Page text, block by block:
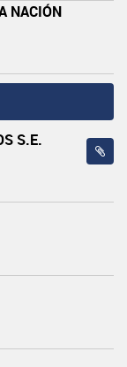
NACIÓN
S.E.